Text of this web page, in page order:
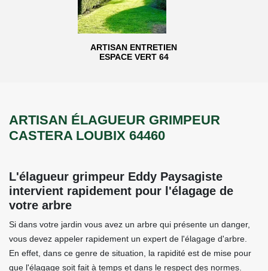
ARTISAN ENTRETIEN
ESPACE VERT 64
ARTISAN ÉLAGUEUR GRIMPEUR
CASTERA LOUBIX 64460
L'élagueur grimpeur Eddy Paysagiste
intervient rapidement pour l'élagage de
votre arbre
Si dans votre jardin vous avez un arbre qui présente un danger,
vous devez appeler rapidement un expert de l'élagage d'arbre.
En effet, dans ce genre de situation, la rapidité est de mise pour
que l'élagage soit fait à temps et dans le respect des normes.